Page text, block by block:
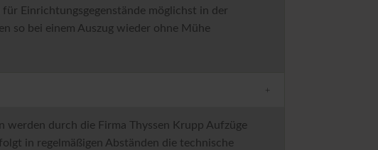
Einrichtungsgegenstände möglichst in der
so bei einem Auszug wieder ohne Mühe
werden durch die Firma Thyssen Krupp Aufzüge
in regelmäßigen Abständen die technische